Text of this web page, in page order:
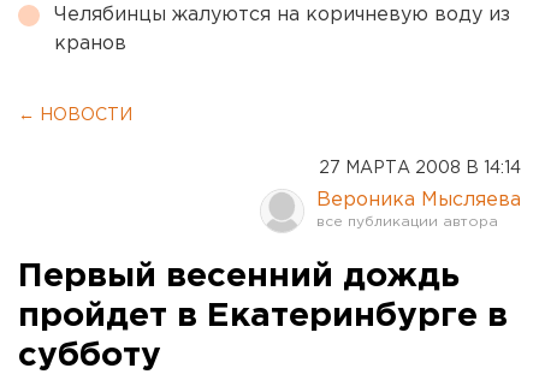
Челябинцы жалуются на коричневую воду из
кранов
← НОВОСТИ
27 МАРТА 2008 В 14:14
Вероника Мысляева
Первый весенний дождь
пройдет в Екатеринбурге в
субботу